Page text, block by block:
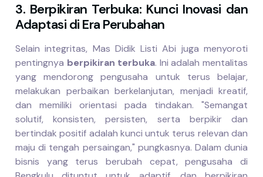
3. Berpikiran Terbuka: Kunci Inovasi dan
Adaptasi di Era Perubahan
Selain integritas, Mas Didik Listi Abi juga menyoroti
pentingnya berpikiran terbuka. Ini adalah mentalitas
yang mendorong pengusaha untuk terus belajar,
melakukan perbaikan berkelanjutan, menjadi kreatif,
dan memiliki orientasi pada tindakan. "Semangat
solutif, konsisten, persisten, serta berpikir dan
bertindak positif adalah kunci untuk terus relevan dan
maju di tengah persaingan," pungkasnya. Dalam dunia
bisnis yang terus berubah cepat, pengusaha di